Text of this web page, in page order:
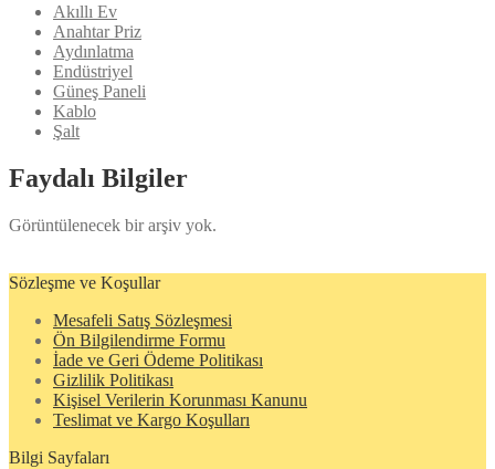
Akıllı Ev
Anahtar Priz
Aydınlatma
Endüstriyel
Güneş Paneli
Kablo
Şalt
Faydalı Bilgiler
Görüntülenecek bir arşiv yok.
Sözleşme ve Koşullar
Mesafeli Satış Sözleşmesi
Ön Bilgilendirme Formu
İade ve Geri Ödeme Politikası
Gizlilik Politikası
Kişisel Verilerin Korunması Kanunu
Teslimat ve Kargo Koşulları
Bilgi Sayfaları